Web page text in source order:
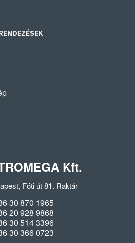
Kft.
Fóti út 81. Raktár
30 870 1965
20 928 9868
30 514 3396
30 366 0723